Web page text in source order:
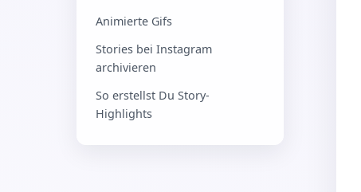
Animierte Gifs
Stories bei Instagram
archivieren
So erstellst Du Story-
Highlights